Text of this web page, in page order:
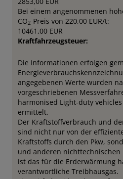
Bei einem angenommenen
CO2-Preis von 220,00 EUR/t:
10461,00 EUR
Kraftfahrzeugsteuer:
Die Informationen erfolgen
angegebenen Werte wurden
vorgeschriebenen
harmonised Light-duty
ermittelt.
Der Kraftstoffverbrauch und
sind nicht nur von der
Kraftstoffs durch den Pkw,
und anderen nichttechnischen
ist das für die Erderwärmung
verantwortliche Treibhausgas.